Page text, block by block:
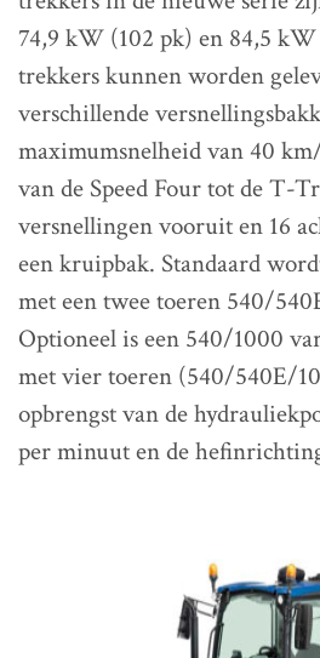
74,9 kW (102 pk) en 84,5
trekkers kunnen worden
verschillende
maximumsnelheid van 40
van de Speed Four tot de T-
versnellingen vooruit en 16
een kruipbak. Standaard
met een twee toeren 540/
Optioneel is een 540/1000
met vier toeren (540/540E/
opbrengst van de
per minuut en de